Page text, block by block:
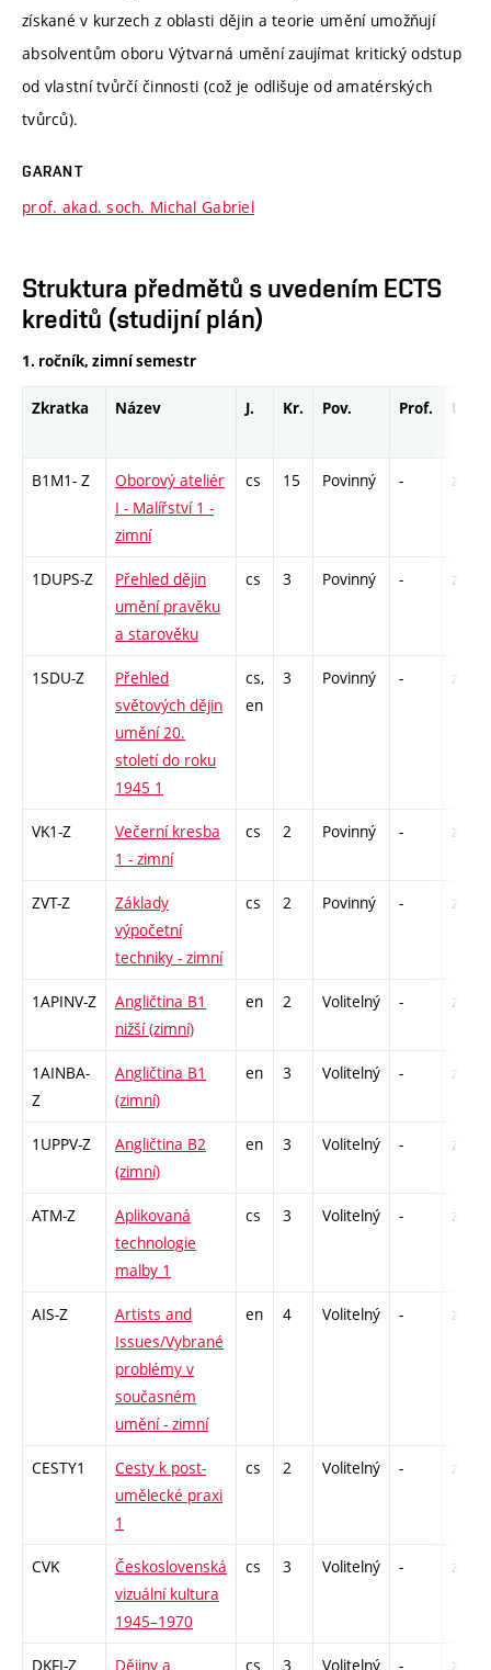
získané v kurzech z oblasti dějin a teorie umění umožňují
absolventům oboru Výtvarná umění zaujímat kritický odstup
od vlastní tvůrčí činnosti (což je odlišuje od amatérských
tvůrců).
GARANT
prof. akad. soch. Michal Gabriel
Struktura předmětů s uvedením ECTS
kreditů (studijní plán)
1. ročník, zimní semestr
Zkratka Název J. Kr. Pov. Prof. Uk.
B1M1- Z
Oborový ateliér
I - Malířství 1 -
zimní
cs 15 Povinný - zá,zk
1DUPS-Z
Přehled dějin
umění pravěku
a starověku
cs 3 Povinný - zk
1SDU-Z
Přehled
světových dějin
umění 20.
století do roku
1945 1
cs,
en
3 Povinný - zk
VK1-Z
Večerní kresba
1 - zimní
cs 2 Povinný - zá
ZVT-Z
Základy
výpočetní
techniky - zimní
cs 2 Povinný - zá
1APINV-Z
Angličtina B1
nižší (zimní)
en 2 Volitelný - zá
1AINBA-
Z
Angličtina B1
(zimní)
en 3 Volitelný - zá,zk
1UPPV-Z
Angličtina B2
(zimní)
en 3 Volitelný - zá,zk
ATM-Z
Aplikovaná
technologie
malby 1
cs 3 Volitelný - zk
AIS-Z
Artists and
Issues/Vybrané
problémy v
současném
umění - zimní
en 4 Volitelný - zk
CESTY1
Cesty k post-
umělecké praxi
1
cs 2 Volitelný - zá
CVK
Československá
vizuální kultura
1945–1970
cs 3 Volitelný - zk
DKFI-Z Dějiny a cs 3 Volitelný - zk